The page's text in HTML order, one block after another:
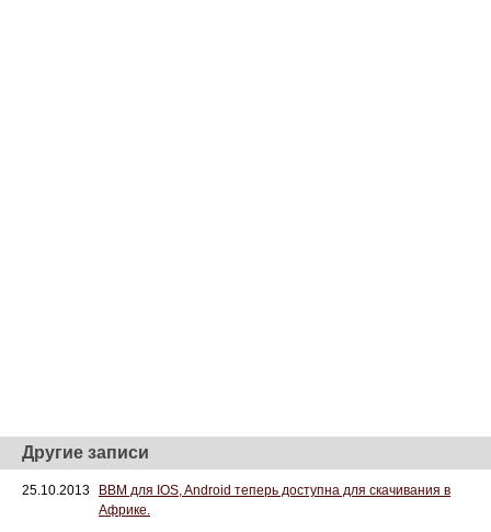
Другие записи
25.10.2013
BBM для IOS, Android теперь доступна для скачивания в
Африке.